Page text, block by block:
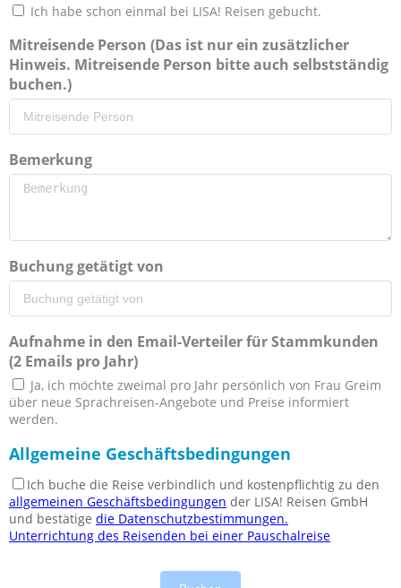
Ich habe schon einmal bei LISA! Reisen gebucht.
Mitreisende Person (Das ist nur ein zusätzlicher
Hinweis. Mitreisende Person bitte auch selbstständig
buchen.)
Bemerkung
Buchung getätigt von
Aufnahme in den Email-Verteiler für Stammkunden
(2 Emails pro Jahr)
Ja, ich möchte zweimal pro Jahr persönlich von Frau Greim
über neue Sprachreisen-Angebote und Preise informiert
werden.
Allgemeine Geschäftsbedingungen
Ich buche die Reise verbindlich und kostenpflichtig zu den
allgemeinen Geschäftsbedingungen der LISA! Reisen GmbH
und bestätige die Datenschutzbestimmungen.
Unterrichtung des Reisenden bei einer Pauschalreise